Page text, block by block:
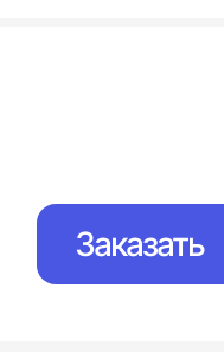
Заказать